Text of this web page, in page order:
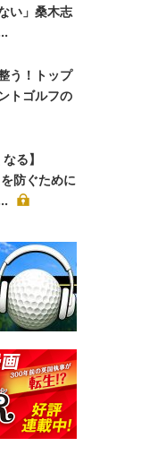
い」桑木志
う！トップ
トゴルフの
る】
防ぐために